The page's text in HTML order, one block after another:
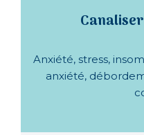
Anxiété, stress,
anxiété,